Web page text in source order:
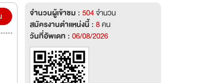
จำนวนผู้เข้าชม :504จำนวน
สมัครงานตำแหน่งนี้ :8คน
วันที่อัพเดท :06/08/2026